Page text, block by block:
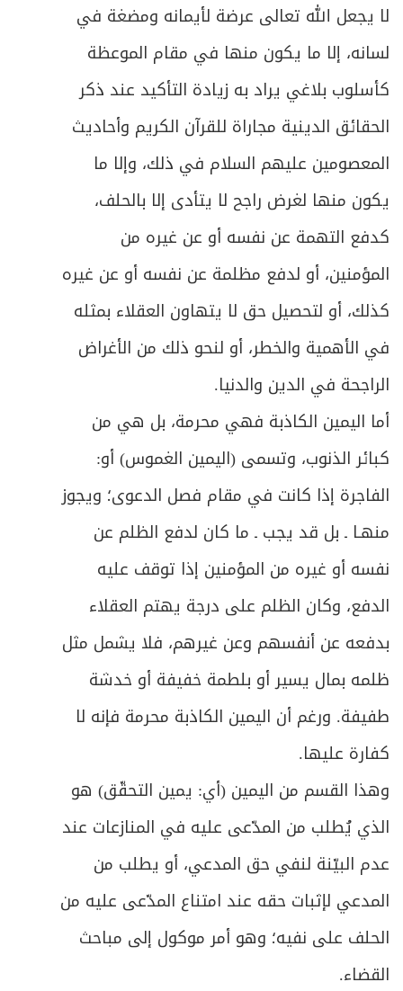
لا يجعل الله تعالى عرضة لأيمانه ومضغة في
لسانه، إلا ما يكون منها في مقام الموعظة
كأسلوب بلاغي يراد به زيادة التأكيد عند ذكر
الحقائق الدينية مجاراة للقرآن الكريم وأحاديث
المعصومين عليهم السلام في ذلك، وإلا ما
يكون منها لغرض راجح لا يتأدى إلا بالحلف،
كدفع التهمة عن نفسه أو عن غيره من
المؤمنين، أو لدفع مظلمة عن نفسه أو عن غيره
كذلك، أو لتحصيل حق لا يتهاون العقلاء بمثله
في الأهمية والخطر، أو لنحو ذلك من الأغراض
الراجحة في الدين والدنيا.
أما اليمين الكاذبة فهي محرمة، بل هي من
كبائر الذنوب، وتسمى (اليمين الغموس) أو:
الفاجرة إذا كانت في مقام فصل الدعوى؛ ويجوز
منهـا ـ بل قد يجب ـ ما كان لدفع الظلم عن
نفسه أو غيره من المؤمنين إذا توقف عليه
الدفع، وكان الظلم على درجة يهتم العقلاء
بدفعه عن أنفسهم وعن غيرهم، فلا يشمل مثل
ظلمه بمال يسير أو بلطمة خفيفة أو خدشة
طفيفة. ورغم أن اليمين الكاذبة محرمة فإنه لا
كفارة عليها.
وهذا القسم من اليمين (أي: يمين التحقّق) هو
الذي يُطلب من المدّعى عليه في المنازعات عند
عدم البيّنة لنفي حق المدعي، أو يطلب من
المدعي لإثبات حقه عند امتناع المدّعى عليه من
الحلف على نفيه؛ وهو أمر موكول إلى مباحث
القضاء.